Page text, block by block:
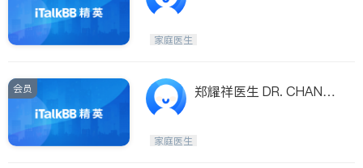
家庭医生
会员
郑耀祥医生 DR. CHANG
家庭医生